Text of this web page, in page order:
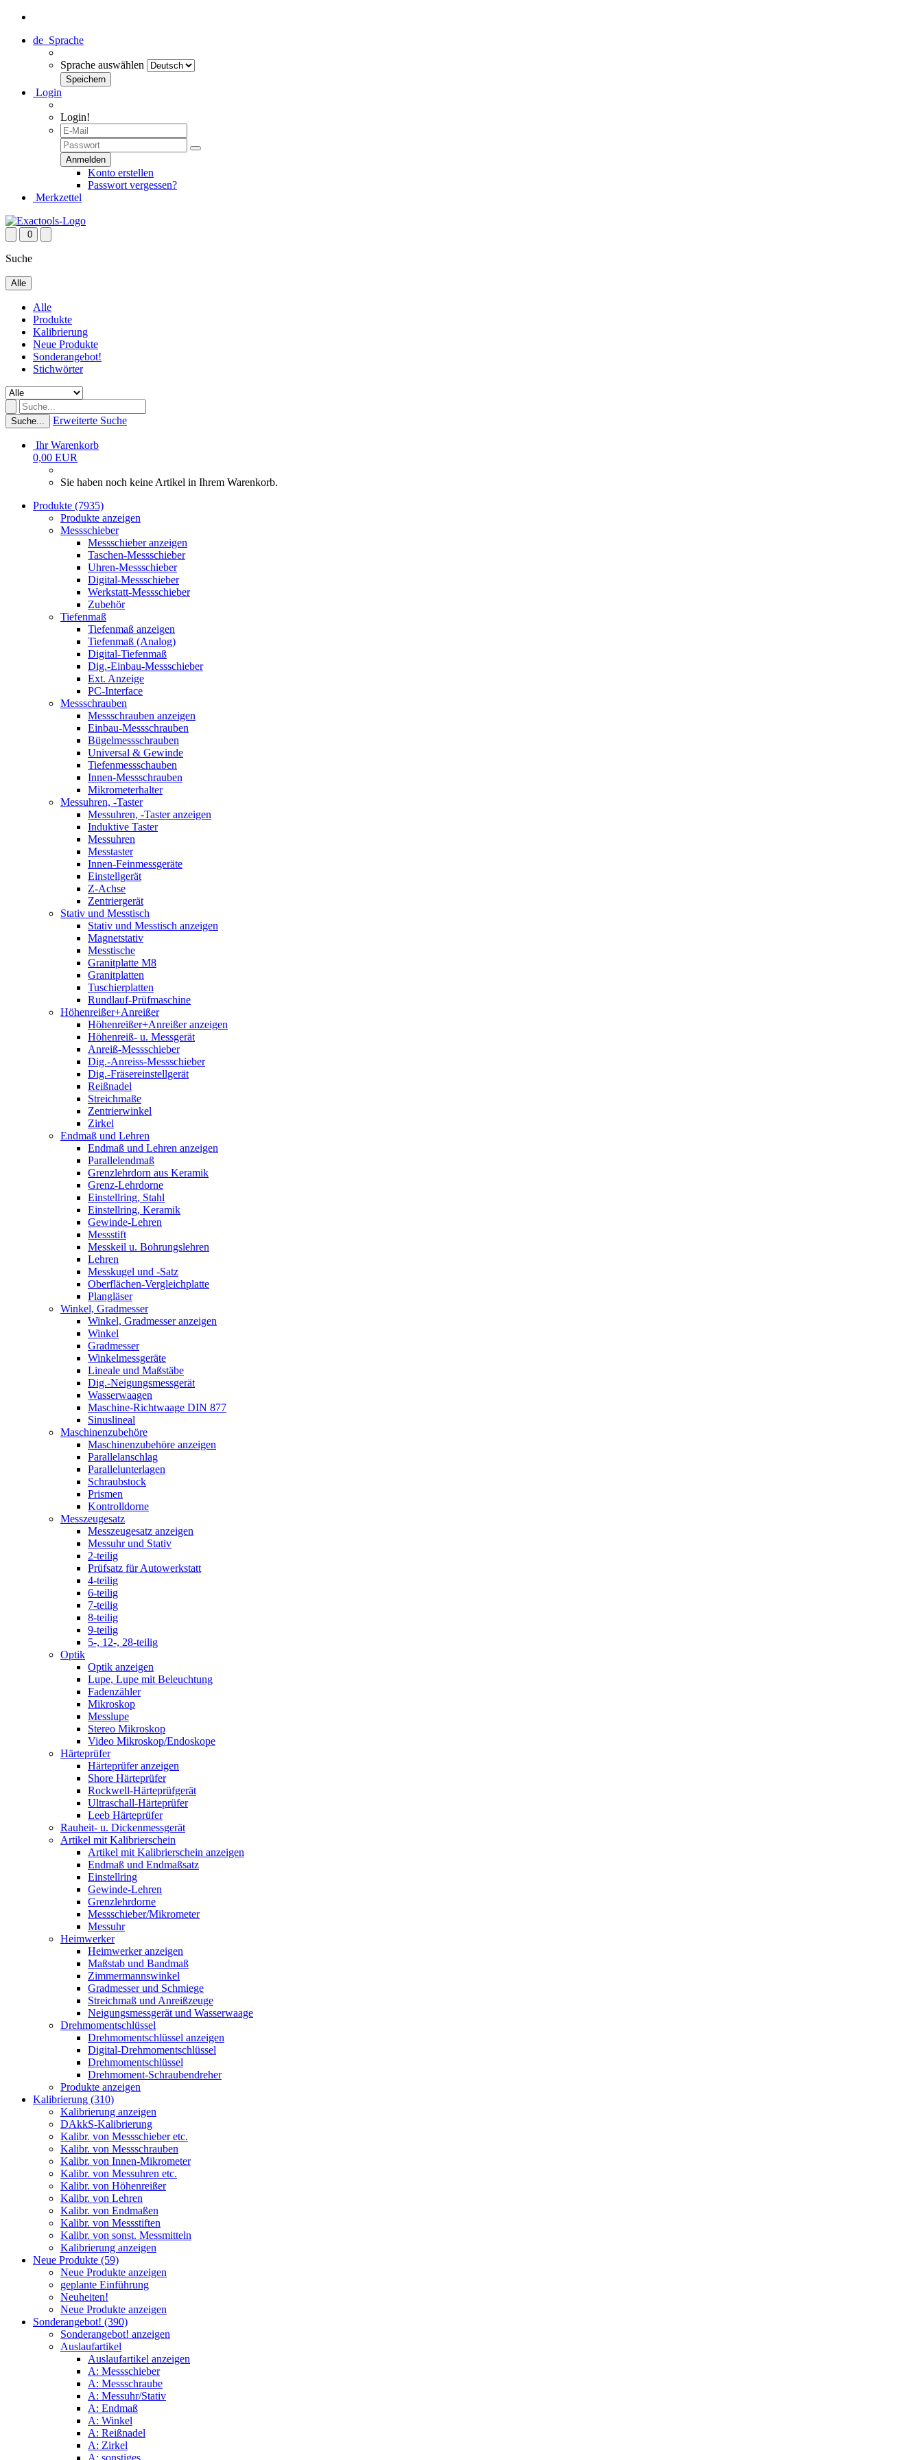
de Sprache
Sprache auswählen
Login
Login!
Konto erstellen
Passwort vergessen?
Merkzettel
0
Suche
Alle
Alle
Produkte
Kalibrierung
Neue Produkte
Sonderangebot!
Stichwörter
Suche... Erweiterte Suche
Ihr Warenkorb
0,00 EUR
Sie haben noch keine Artikel in Ihrem Warenkorb.
Produkte (7935)
Produkte anzeigen
Messschieber
Messschieber anzeigen
Taschen-Messschieber
Uhren-Messschieber
Digital-Messschieber
Werkstatt-Messschieber
Zubehör
Tiefenmaß
Tiefenmaß anzeigen
Tiefenmaß (Analog)
Digital-Tiefenmaß
Dig.-Einbau-Messschieber
Ext. Anzeige
PC-Interface
Messschrauben
Messschrauben anzeigen
Einbau-Messschrauben
Bügelmessschrauben
Universal & Gewinde
Tiefenmessschauben
Innen-Messschrauben
Mikrometerhalter
Messuhren, -Taster
Messuhren, -Taster anzeigen
Induktive Taster
Messuhren
Messtaster
Innen-Feinmessgeräte
Einstellgerät
Z-Achse
Zentriergerät
Stativ und Messtisch
Stativ und Messtisch anzeigen
Magnetstativ
Messtische
Granitplatte M8
Granitplatten
Tuschierplatten
Rundlauf-Prüfmaschine
Höhenreißer+Anreißer
Höhenreißer+Anreißer anzeigen
Höhenreiß- u. Messgerät
Anreiß-Messschieber
Dig.-Anreiss-Messschieber
Dig.-Fräsereinstellgerät
Reißnadel
Streichmaße
Zentrierwinkel
Zirkel
Endmaß und Lehren
Endmaß und Lehren anzeigen
Parallelendmaß
Grenzlehrdorn aus Keramik
Grenz-Lehrdorne
Einstellring, Stahl
Einstellring, Keramik
Gewinde-Lehren
Messstift
Messkeil u. Bohrungslehren
Lehren
Messkugel und -Satz
Oberflächen-Vergleichplatte
Plangläser
Winkel, Gradmesser
Winkel, Gradmesser anzeigen
Winkel
Gradmesser
Winkelmessgeräte
Lineale und Maßstäbe
Dig.-Neigungsmessgerät
Wasserwaagen
Maschine-Richtwaage DIN 877
Sinuslineal
Maschinenzubehöre
Maschinenzubehöre anzeigen
Parallelanschlag
Parallelunterlagen
Schraubstock
Prismen
Kontrolldorne
Messzeugesatz
Messzeugesatz anzeigen
Messuhr und Stativ
2-teilig
Prüfsatz für Autowerkstatt
4-teilig
6-teilig
7-teilig
8-teilig
9-teilig
5-, 12-, 28-teilig
Optik
Optik anzeigen
Lupe, Lupe mit Beleuchtung
Fadenzähler
Mikroskop
Messlupe
Stereo Mikroskop
Video Mikroskop/Endoskope
Härteprüfer
Härteprüfer anzeigen
Shore Härteprüfer
Rockwell-Härteprüfgerät
Ultraschall-Härteprüfer
Leeb Härteprüfer
Rauheit- u. Dickenmessgerät
Artikel mit Kalibrierschein
Artikel mit Kalibrierschein anzeigen
Endmaß und Endmaßsatz
Einstellring
Gewinde-Lehren
Grenzlehrdorne
Messschieber/Mikrometer
Messuhr
Heimwerker
Heimwerker anzeigen
Maßstab und Bandmaß
Zimmermannswinkel
Gradmesser und Schmiege
Streichmaß und Anreißzeuge
Neigungsmessgerät und Wasserwaage
Drehmomentschlüssel
Drehmomentschlüssel anzeigen
Digital-Drehmomentschlüssel
Drehmomentschlüssel
Drehmoment-Schraubendreher
Produkte anzeigen
Kalibrierung (310)
Kalibrierung anzeigen
DAkkS-Kalibrierung
Kalibr. von Messschieber etc.
Kalibr. von Messschrauben
Kalibr. von Innen-Mikrometer
Kalibr. von Messuhren etc.
Kalibr. von Höhenreißer
Kalibr. von Lehren
Kalibr. von Endmaßen
Kalibr. von Messstiften
Kalibr. von sonst. Messmitteln
Kalibrierung anzeigen
Neue Produkte (59)
Neue Produkte anzeigen
geplante Einführung
Neuheiten!
Neue Produkte anzeigen
Sonderangebot! (390)
Sonderangebot! anzeigen
Auslaufartikel
Auslaufartikel anzeigen
A: Messschieber
A: Messschraube
A: Messuhr/Stativ
A: Endmaß
A: Winkel
A: Reißnadel
A: Zirkel
A: sonstiges